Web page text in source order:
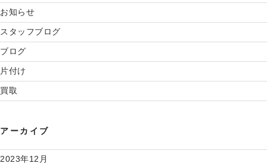
お知らせ
スタッフブログ
ブログ
片付け
買取
アーカイブ
2023年12月